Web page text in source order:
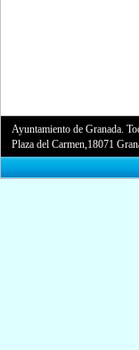
Ayuntamiento de Granada.
Plaza del Carmen,18071